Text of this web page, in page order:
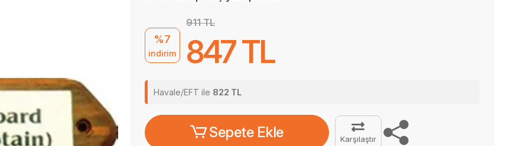
%7
indirim
911 TL
847 TL
Havale/EFT ile 822 TL
Sepete Ekle Karşılaştır